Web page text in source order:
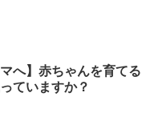
マへ】赤ちゃんを育てる
ていますか？